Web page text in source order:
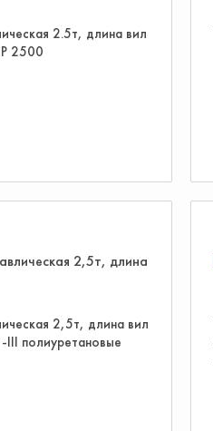
2.5т, длина вил
2500
2,5т, длина вил
III полиуретановые